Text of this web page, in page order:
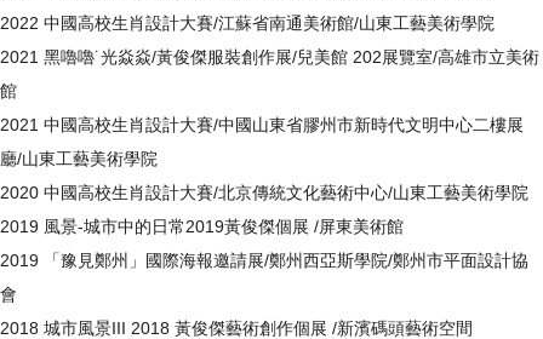
2022 中國高校生肖設計大賽/江蘇省南通美術館/山東工藝美術學院
2021 黑嚕嚕˙光焱焱/黃俊傑服裝創作展/兒美館 202展覽室/高雄市立美術
館
2021 中國高校生肖設計大賽/中國山東省膠州市新時代文明中心二樓展
廳/山東工藝美術學院
2020 中國高校生肖設計大賽/北京傳統文化藝術中心/山東工藝美術學院
2019 風景-城市中的日常2019黃俊傑個展 /屏東美術館
2019 「豫見鄭州」國際海報邀請展/鄭州西亞斯學院/鄭州市平面設計協
會
2018 城市風景III 2018 黃俊傑藝術創作個展 /新濱碼頭藝術空間